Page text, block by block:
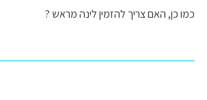
כמו כן, האם צריך להזמין לינה מראש ?